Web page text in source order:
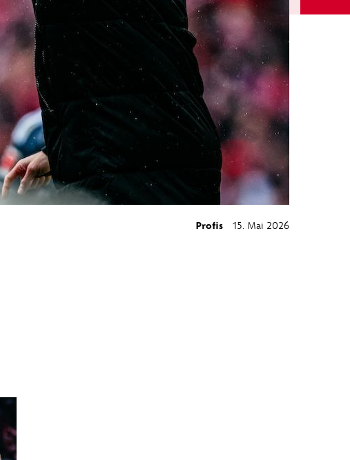
Profis 15. Mai 2026